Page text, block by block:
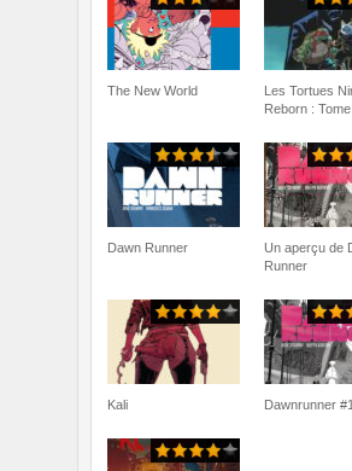
The New World
Les Tortues
Reborn :
Dawn Runner
Un aperçu de
Runner
Kali Dawnrunner #1